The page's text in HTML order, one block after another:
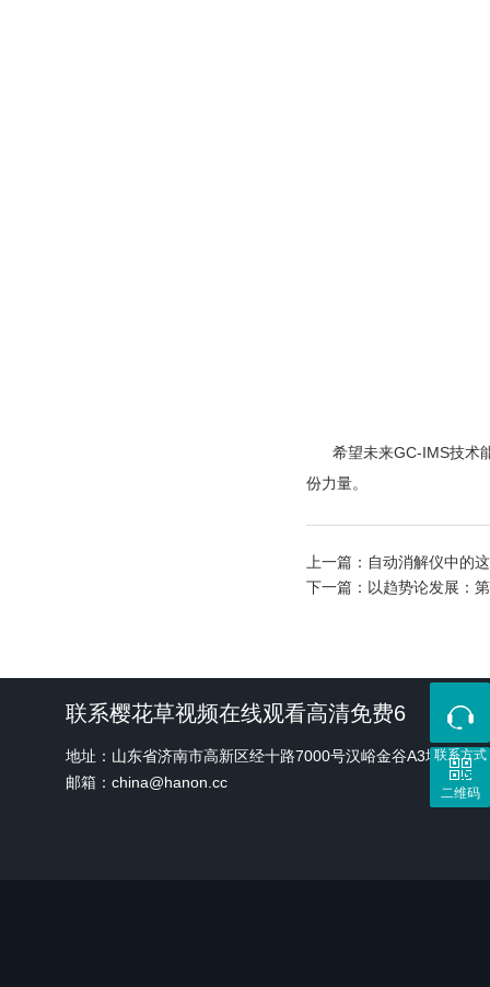
希望未来GC-IMS技术能
份力量。
上一篇： 自动消解仪中的这
下一篇： 以趋势论发展
联系樱花草视频在线观看高清免费6
地址：山东省济南市高新区经十路7000号汉峪金谷A3地块1号
邮箱：china@hanon.cc
联系方式
二维码